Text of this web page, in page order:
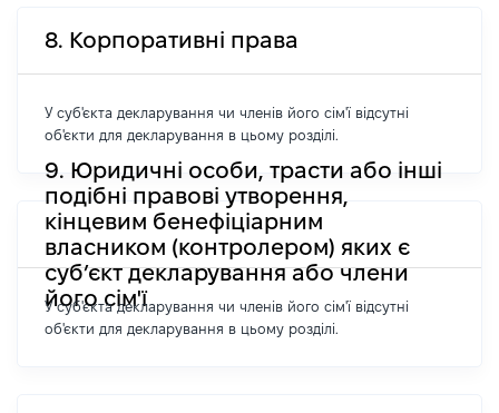
8. Корпоративні права
У суб'єкта декларування чи членів його сім'ї відсутні
об'єкти для декларування в цьому розділі.
9. Юридичні особи, трасти або інші
подібні правові утворення,
кінцевим бенефіціарним
власником (контролером) яких є
суб’єкт декларування або члени
його сім'ї
У суб'єкта декларування чи членів його сім'ї відсутні
об'єкти для декларування в цьому розділі.